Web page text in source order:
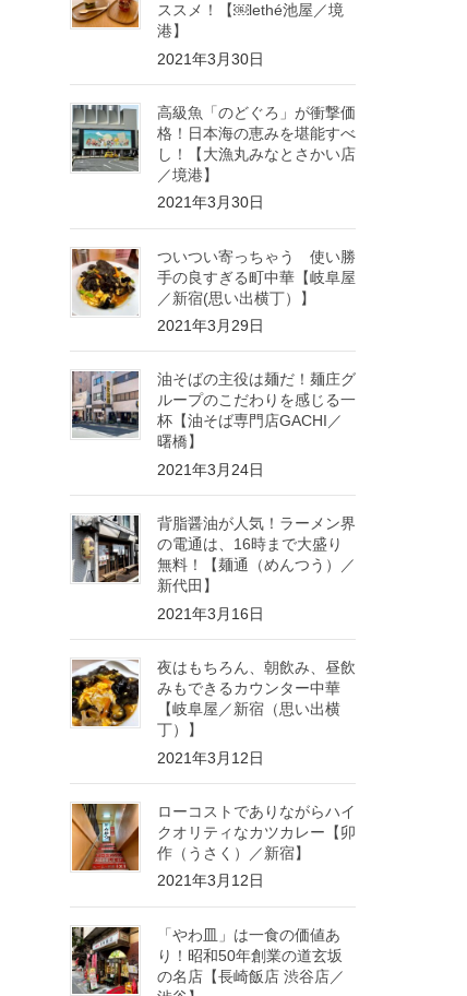
ススメ！【￼lethé池屋／境
港】
2021年3月30日
高級魚「のどぐろ」が衝撃価
格！日本海の恵みを堪能すべ
し！【大漁丸みなとさかい店
／境港】
2021年3月30日
ついつい寄っちゃう 使い勝
手の良すぎる町中華【岐阜屋
／新宿(思い出横丁）】
2021年3月29日
油そばの主役は麺だ！麺庄グ
ループのこだわりを感じる一
杯【油そば専門店GACHI／
曙橋】
2021年3月24日
背脂醤油が人気！ラーメン界
の電通は、16時まで大盛り
無料！【麺通（めんつう）／
新代田】
2021年3月16日
夜はもちろん、朝飲み、昼飲
みもできるカウンター中華
【岐阜屋／新宿（思い出横
丁）】
2021年3月12日
ローコストでありながらハイ
クオリティなカツカレー【卯
作（うさく）／新宿】
2021年3月12日
「やわ皿」は一食の価値あ
り！昭和50年創業の道玄坂
の名店【長崎飯店 渋谷店／